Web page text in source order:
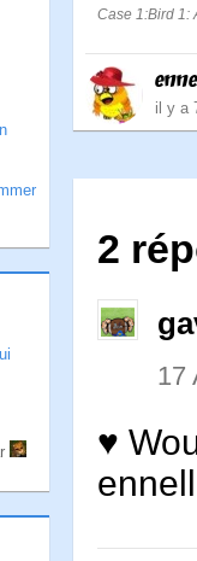
Case 1:Bird 1:
il y a
2
17
♥